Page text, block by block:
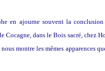
en ajourne souvent la
Cocagne, dans le Bois sacré, chez
montre les mêmes apparences